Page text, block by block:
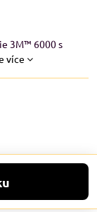
3M™ 6000 s
více